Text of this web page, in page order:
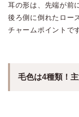
耳の形は、先端が前
後ろ側に倒れたロー
チャームポイントで
毛色は4種類！